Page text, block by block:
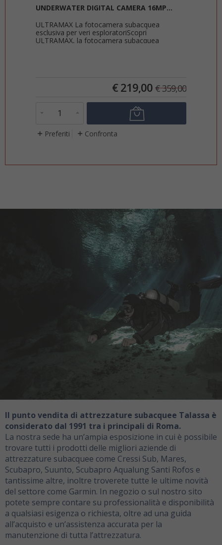
UNDERWATER DIGITAL CAMERA 16MP...
ULTRAMAX La fotocamera subacquea
esclusiva per veri esploratoriScopri
ULTRAMAX, la fotocamera subacquea
€ 219,00 €359,00
Preferiti Confronta
Il punto vendita di attrezzature subacquee Talassa è
considerato dal 1991 tra i principali di Roma.
La nostra sede ha un’ampia esposizione in cui è possibile
trovare tutti i prodotti delle migliori aziende di
attrezzature subacquee come Cressi Sub, Mares,
Scubapro, Suunto, Scubapro Aqualung Santi Rofos e
tantissime altre, inoltre troverete tutte le ultime novità
del settore come Garmin. In negozio o sul nostro sito
potete sempre contare su professionalità e disponibilità
a qualsiasi esigenza o richiesta, oltre ad una guida
all’acquisto e un’assistenza accurata per la
manutenzione di tutta l’attrezzatura.